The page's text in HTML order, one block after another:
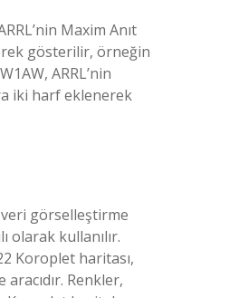
Maxim Anıt
gösterilir, örneğin
ARRL’nin
iki harf eklenerek
görselleştirme
olarak kullanılır.
Koroplet haritası,
Renkler,